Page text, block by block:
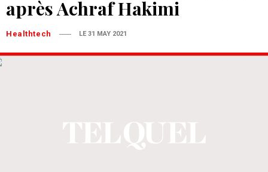
après Achraf Hakimi
Healthtech LE 31 MAY 2021